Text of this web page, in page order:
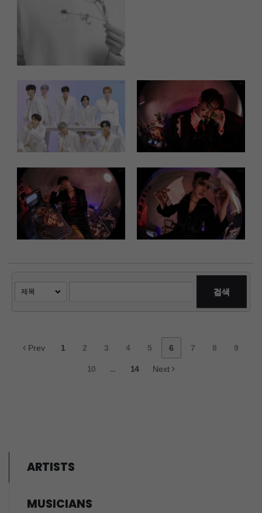
검색
Prev 1 2 3 4 5 6 7 8 9
10 ... 14 Next
ARTISTS
MUSICIANS